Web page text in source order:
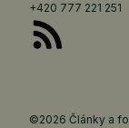
+420 777 221 251
©2026 Články a